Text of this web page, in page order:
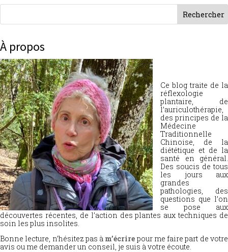
À propos
Ce blog traite de la
réflexologie
plantaire, de
l’auriculothérapie,
des principes de la
Médecine
Traditionnelle
Chinoise, de la
diététique et de la
santé en général.
Des soucis de tous
les jours aux
grandes
pathologies, des
questions que l’on
se pose aux
découvertes récentes, de l’action des plantes aux techniques de
soin les plus insolites.
Bonne lecture, n’hésitez pas à m’écrire pour me faire part de votre
avis ou me demander un conseil, je suis à votre écoute.